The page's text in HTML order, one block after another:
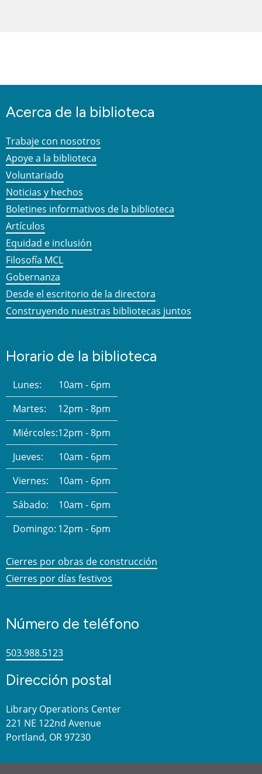
Acerca de la biblioteca
Trabaje con nosotros
Apoye a la biblioteca
Voluntariado
Noticias y hechos
Boletines informativos de la biblioteca
Artículos
Equidad e inclusión
Filosofía MCL
Gobernanza
Desde el escritorio de la directora
Construyendo nuestras bibliotecas juntos
Horario de la biblioteca
Lunes:
10am - 6pm
Martes:
12pm - 8pm
Miércoles:12pm - 8pm
Jueves:
10am - 6pm
Viernes:
10am - 6pm
Sábado:
10am - 6pm
Domingo: 12pm - 6pm
Cierres por obras de construcción
Cierres por días festivos
Número de teléfono
503.988.5123
Dirección postal
Library Operations Center
221 NE 122nd Avenue
Portland, OR 97230